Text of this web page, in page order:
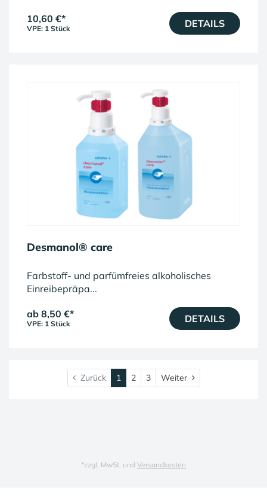
10,60 €*
VPE: 1 Stück DETAILS
Desmanol® care
Farbstoff- und parfümfreies alkoholisches
Einreibepräpa...
ab 8,50 €*
VPE: 1 Stück DETAILS
Zurück 1 2 3 Weiter Weiter
*zzgl. MwSt. und Versandkosten